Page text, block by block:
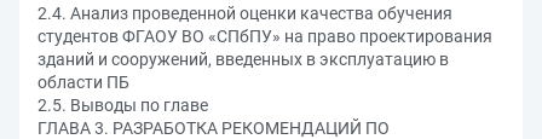
2.4. Анализ проведенной оценки качества обучения
студентов ФГАОУ ВО «СПбПУ» на право проектирования
зданий и сооружений, введенных в эксплуатацию в
области ПБ
2.5. Выводы по главе
ГЛАВА 3. РАЗРАБОТКА РЕКОМЕНДАЦИЙ ПО